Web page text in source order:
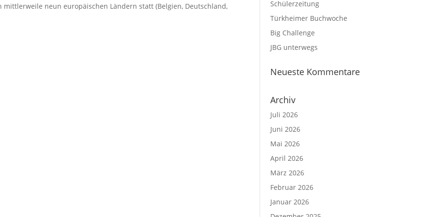
neun europäischen Ländern statt (Belgien, Deutschland,
Schülerzeitung
Türkheimer Buchwoche
Big Challenge
JBG unterwegs
Neueste Kommentare
Archiv
Juli 2026
Juni 2026
Mai 2026
April 2026
März 2026
Februar 2026
Januar 2026